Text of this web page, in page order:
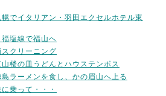
でイタリアン・羽田エクセルホテル東
塩線で福山へ
クリーニング
楼の皿うどんとハウステンボス
ラーメンを食し、かの眉山へ上る
乗って・・・